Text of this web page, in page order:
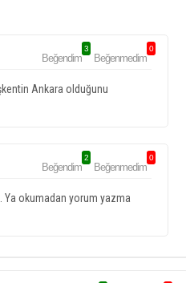
Beğendim
3
Beğenmedim
0
Ankara olduğunu
Beğendim
2
Beğenmedim
0
Ya okumadan yorum yazma